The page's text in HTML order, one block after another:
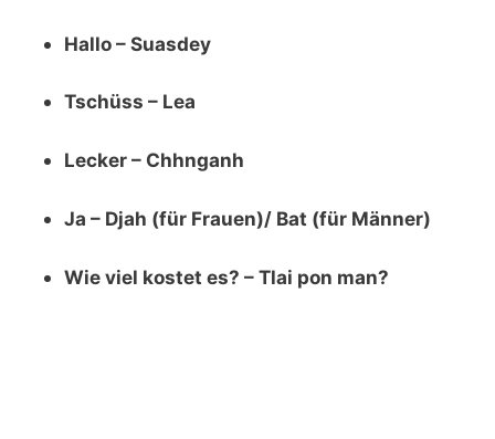
Hallo – Suasdey
Tschüss – Lea
Lecker – Chhnganh
Ja – Djah (für Frauen)/ Bat (für Männer)
Wie viel kostet es? – Tlai pon man?